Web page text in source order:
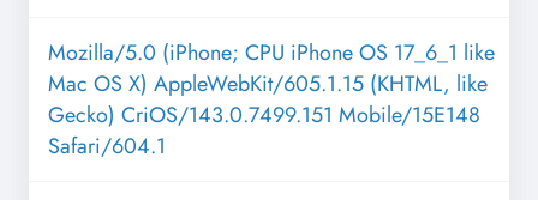
Mozilla/5.0 (iPhone; CPU iPhone OS 17_6_1 like
Mac OS X) AppleWebKit/605.1.15 (KHTML, like
Gecko) CriOS/143.0.7499.151 Mobile/15E148
Safari/604.1